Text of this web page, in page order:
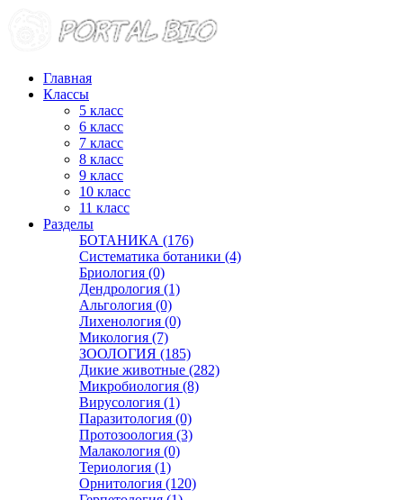
Главная
Классы
5 класс
6 класс
7 класс
8 класс
9 класс
10 класс
11 класс
Разделы
БОТАНИКА (176)
Систематика ботаники (4)
Бриология (0)
Дендрология (1)
Альгология (0)
Лихенология (0)
Микология (7)
ЗООЛОГИЯ (185)
Дикие животные (282)
Микробиология (8)
Вирусология (1)
Паразитология (0)
Протозоология (3)
Малакология (0)
Териология (1)
Орнитология (120)